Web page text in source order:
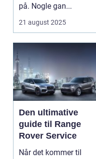
på. Nogle gan...
21 august 2025
Den ultimative
guide til Range
Rover Service
Når det kommer til